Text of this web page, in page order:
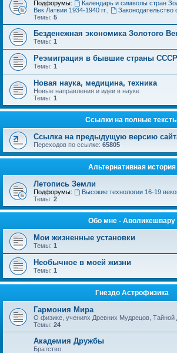
Подфорумы: Календарь и символы стран
Век Латвии 1934-1940 гг.
Законодательство
Темы: 5
Безденежная экономика Золотого
Темы: 1
Реэмиграция в бывшие страны СССР
Темы: 1
Новая наука, медицина, техника
Новые направления и идеи в науке
Темы: 1
Ссылки на полные
Ссылка на предыдущую версию
Переходов по ссылке: 65805
Альтернативная история
Летопись Земли
Подфорумы: Высокие технологии 16-19
Темы: 2
Обо мне - Аволикешвару
Мои жизненные установки
Темы: 1
Необычное в моей жизни
Темы: 1
Гнездо Астрофизика
Гармония Мира
О физике, учениях Древних Мудрецов, Тайной
Темы: 24
Академия Дружбы
Братство